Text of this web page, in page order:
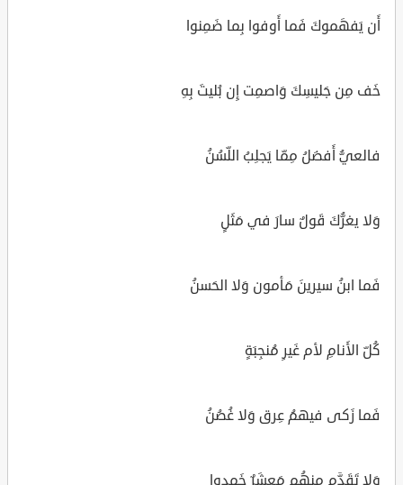
أَن يَفهَموكَ فَما أَوفوا بِما ضَمِنوا
خَف مِن جَليسِكَ وَاصمِت إِن بُليتَ بِهِ
فالعيُّ أَفضَلُ مِمّا يَجلِبُ اللّسُنُ
وَلا يغرُّكَ قَولٌ سارَ في مَثَلٍ
فَما ابنُ سيرينَ مَأمون وَلا الحَسنُ
كُلّ الأَنامِ لأم غَيرِ مُنجِبَةٍ
فَما زَكى فيهمُ عِرق وَلا غُصُنُ
وَلا تَقَدَّم مِنهُم مَعشَرٌ خَمدوا